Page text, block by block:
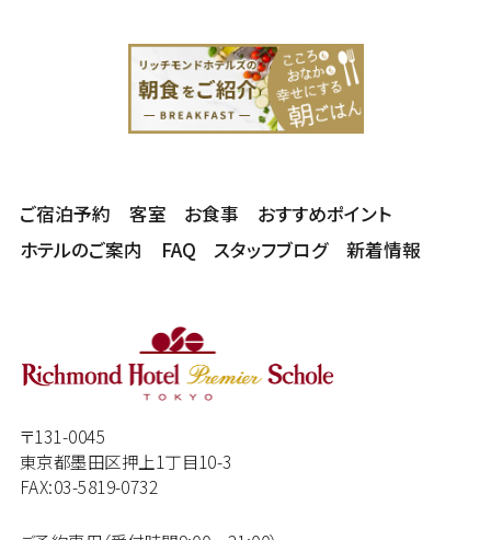
ご宿泊予約 客室 お食事
おすすめポイント
ホテルのご案内
FAQ スタッフブログ 新着情報
〒131-0045
東京都墨田区押上1丁目10-3
FAX:03-5819-0732